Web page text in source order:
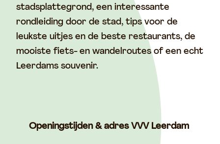
stadsplattegrond, een interessante
rondleiding door de stad, tips voor de
leukste uitjes en de beste restaurants, de
mooiste fiets- en wandelroutes of een echt
Leerdams souvenir.
Openingstijden & adres VVV Leerdam